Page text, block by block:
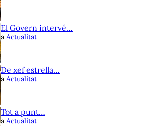
El Govern intervé…
a Actualitat
De xef estrella…
a Actualitat
Tot a punt…
a Actualitat